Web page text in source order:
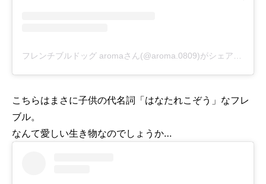
こちらはまさに子供の代名詞「はなたれこぞう」なフレ
ブル。
なんて愛しい生き物なのでしょうか…